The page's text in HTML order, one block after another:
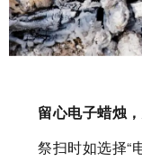
留心电子蜡烛
祭扫时如选择“